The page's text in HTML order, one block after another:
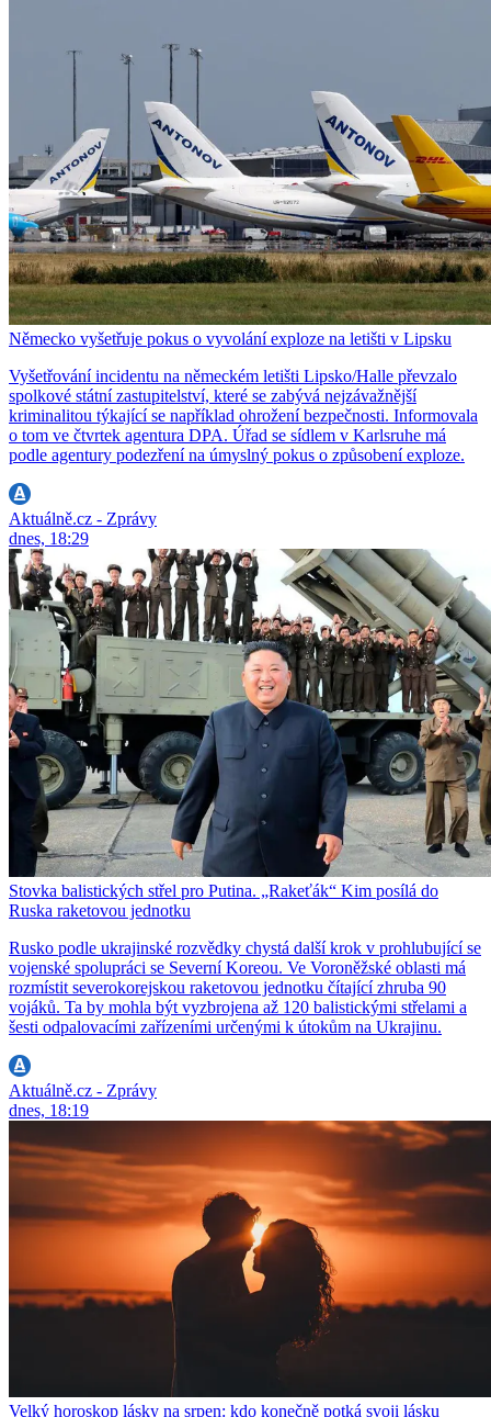
Německo vyšetřuje pokus o vyvolání exploze na letišti v Lipsku
Vyšetřování incidentu na německém letišti Lipsko/Halle převzalo
spolkové státní zastupitelství, které se zabývá nejzávažnější
kriminalitou týkající se například ohrožení bezpečnosti. Informovala
o tom ve čtvrtek agentura DPA. Úřad se sídlem v Karlsruhe má
podle agentury podezření na úmyslný pokus o způsobení exploze.
Aktuálně.cz - Zprávy
dnes, 18:29
Stovka balistických střel pro Putina. „Rakeťák“ Kim posílá do
Ruska raketovou jednotku
Rusko podle ukrajinské rozvědky chystá další krok v prohlubující se
vojenské spolupráci se Severní Koreou. Ve Voroněžské oblasti má
rozmístit severokorejskou raketovou jednotku čítající zhruba 90
vojáků. Ta by mohla být vyzbrojena až 120 balistickými střelami a
šesti odpalovacími zařízeními určenými k útokům na Ukrajinu.
Aktuálně.cz - Zprávy
dnes, 18:19
Velký horoskop lásky na srpen: kdo konečně potká svoji lásku